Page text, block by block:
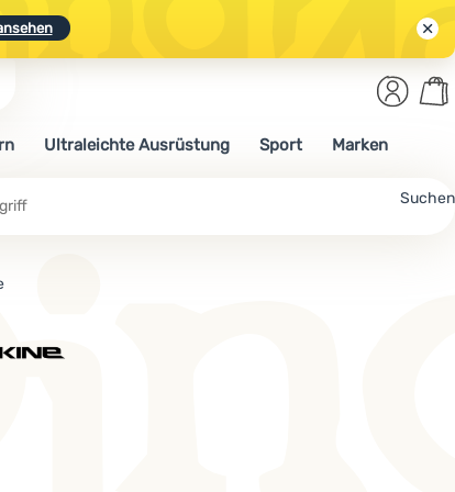
Suchen
Anmelden
Ultraleichte Ausrüstung Sport Marken